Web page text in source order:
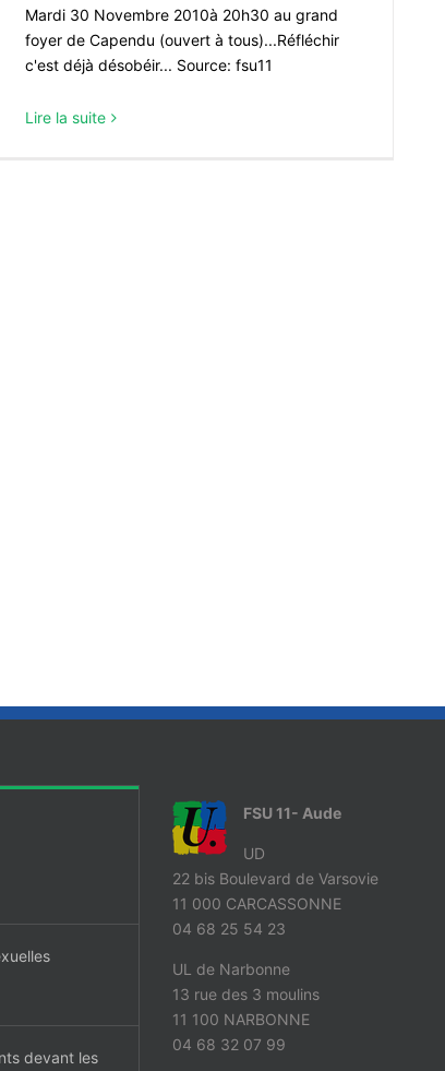
Mardi 30 Novembre 2010à 20h30 au grand
foyer de Capendu (ouvert à tous)...Réfléchir
c'est déjà désobéir... Source: fsu11
Lire la suite
devant les
FSU 11- Aude
UD
22 bis Boulevard de Varsovie
11 000 CARCASSONNE
04 68 25 54 23
UL de Narbonne
13 rue des 3 moulins
11 100 NARBONNE
04 68 32 07 99